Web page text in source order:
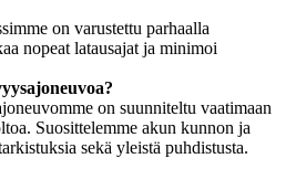
on varustettu parhaalla
nopeat latausajat ja minimoi
on suunniteltu vaatimaan
Suosittelemme akun kunnon ja
sekä yleistä puhdistusta.